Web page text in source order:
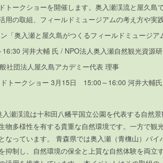
トークショーを開催します。奥入瀬渓流と屋久島
用の取組、フィールドミュージアムの考え方や
「奥入瀬と屋久島がつくるフィールドミュージア
河井大輔 氏 / NPO法人奥入瀬自然観光資源
社団法人屋久島アカデミー代表 理事
トークショー 3月15日 15:00～16:00 河井大輔氏
入瀬渓流は十和田八幡平国立公園を代表する自然
物多様性を有する貴重な自然環境です。一方で観
なっています。 青森県では奥入瀬（青橅山）バ
抑制し、自然環境の保全と上質な自然体験を両立